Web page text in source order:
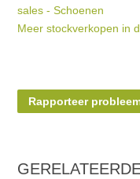
sales - Schoenen
Meer stockverkopen in
Rapporteer